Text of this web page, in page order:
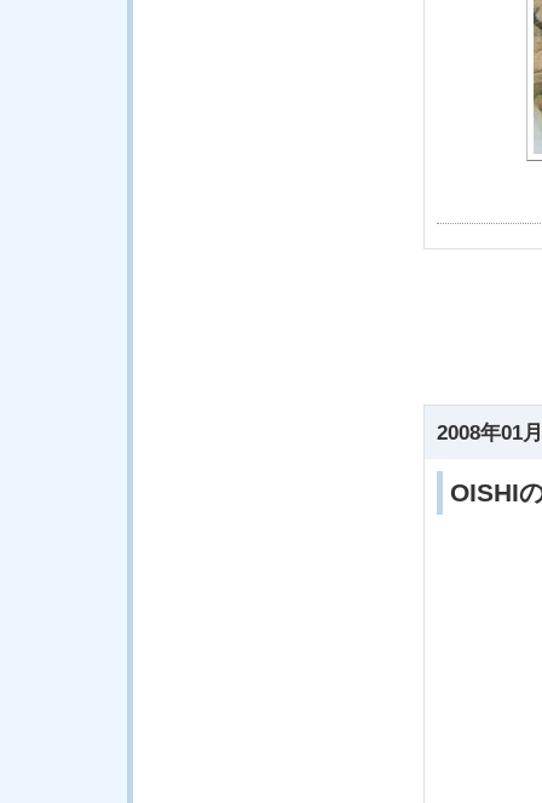
2008年01
OISHI